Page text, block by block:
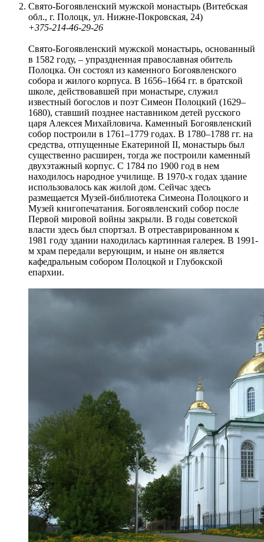
Свято-Богоявленский мужской монастырь (Витебская
обл., г. Полоцк, ул. Нижне-Покровская, 24)
+375-214-46-29-26
Свято-Богоявленский мужской монастырь, основанный
в 1582 году, – упраздненная православная обитель
Полоцка. Он состоял из каменного Богоявленского
собора и жилого корпуса. В 1656–1664 гг. в братской
школе, действовавшей при монастыре, служил
известный богослов и поэт Симеон Полоцкий (1629–
1680), ставший позднее наставником детей русского
царя Алексея Михайловича. Каменный Богоявленский
собор построили в 1761–1779 годах. В 1780–1788 гг. на
средства, отпущенные Екатериной II, монастырь был
существенно расширен, тогда же построили каменный
двухэтажный корпус. С 1784 по 1900 год в нем
находилось народное училище. В 1970-х годах здание
использовалось как жилой дом. Сейчас здесь
размещается Музей-библиотека Симеона Полоцкого и
Музей книгопечатания. Богоявленский собор после
Первой мировой войны закрыли. В годы советской
власти здесь был спортзал. В отреставрированном к
1981 году здании находилась картинная галерея. В 1991-
м храм передали верующим, и ныне он является
кафедральным собором Полоцкой и Глубокской
епархии.